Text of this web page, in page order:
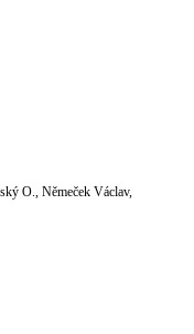
O., Němeček Václav,